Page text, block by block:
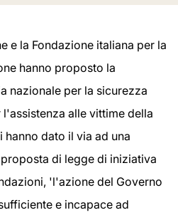
e la Fondazione italiana per la
hanno proposto la
nazionale per la sicurezza
alle vittime della
dato il via ad una
di legge di iniziativa
'l'azione del Governo
e incapace ad